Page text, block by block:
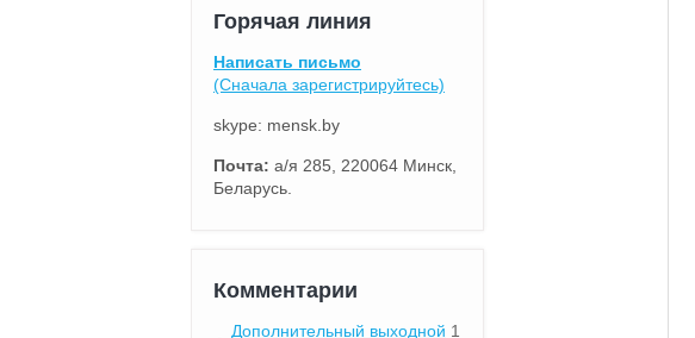
Горячая линия
Написать письмо
(Сначала зарегистрируйтесь)
skype: mensk.by
Почта: а/я 285, 220064 Минск,
Беларусь.
Комментарии
Дополнительный выходной 1